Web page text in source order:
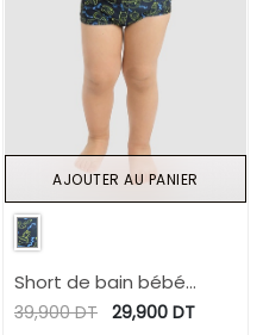
Short de bain bébé
PLAYING WITH MONSTERS
39,900DT 29,900 DT
AJOUTER AU PANIER